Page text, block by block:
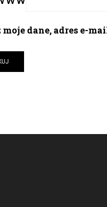
moje dane, adres e-